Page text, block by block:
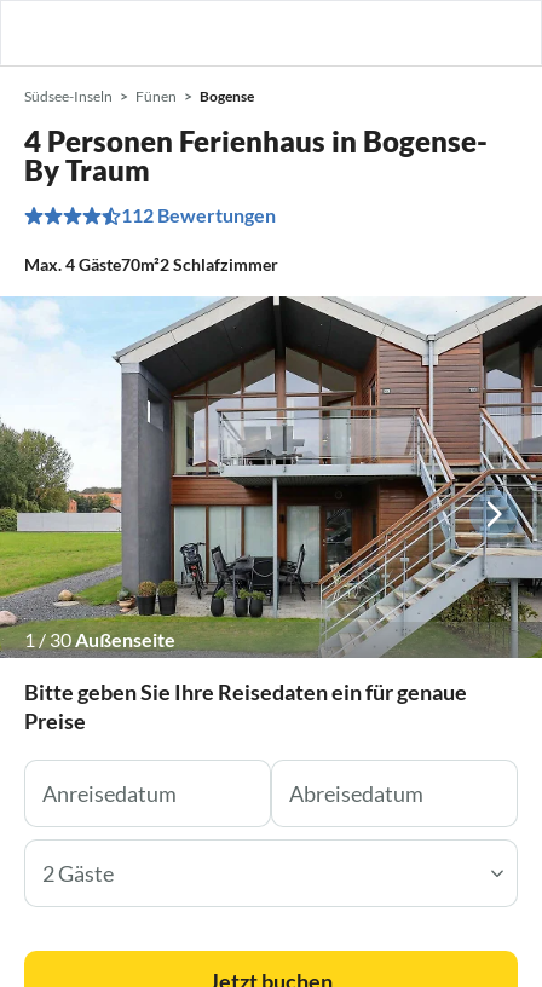
Südsee-Inseln Fünen Bogense
4 Personen Ferienhaus in Bogense-
By Traum
112 Bewertungen
Max.4Gäste70m²2Schlafzimmer
1/30 Außenseite
Bitte geben Sie Ihre Reisedaten ein für genaue
Preise
2 Gäste
Jetzt buchen